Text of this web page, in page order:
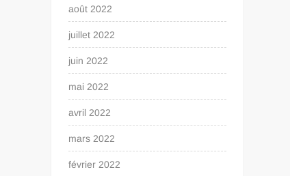
août 2022
juillet 2022
juin 2022
mai 2022
avril 2022
mars 2022
février 2022